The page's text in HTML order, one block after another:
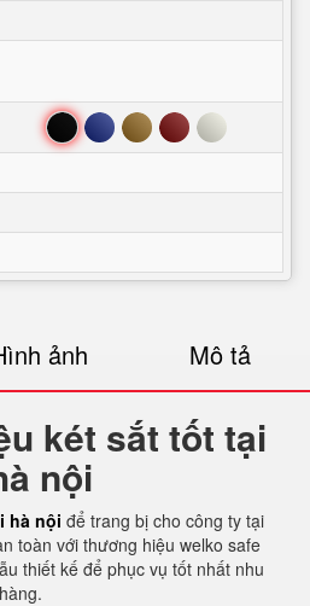
Đen Xanh Nâu Đỏ Trắng
ảnh Mô tả
két sắt tốt tại
nội
hà nội để trang bị cho công ty tại
toàn với thương hiệu welko safe
thiết kế để phục vụ tốt nhất nhu